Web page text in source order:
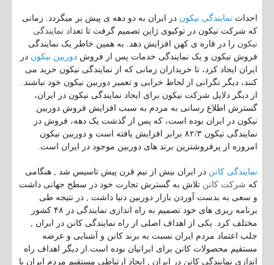
احداث نمایندگی نیکون در ایران به دو دهه ی پیش بر میگردد. زمانی
که شرکت نیکون در توکیوی ژاپن تصمیم گرفت تا تعد اد نمایندگی
نیکون را در قاره ی کهن افزایش دهد. به همین خاطر یک نمایندگی
فروش نیکون و یک نمایندگی خدمات پس از فروش دوربین نیکون در
ایران ایجاد کرد، تا خریداران زمانی که از نمایندگی نیکون خرید می
کنند، دیگر نگرانی از لحاظ خرابی و تعمیر دوربین نیکون خود نباشند.
از دیگر دلایل شرکت نیکون برای ایجاد نمایندگی نیکون در ایران،
گسترش اطلاع رسانی به مردم به سبب افزایش فروش دوربین
نیکون در ایران بوده است، که پس از گذشت یک دهه، فروش در
نمایندگی نیکون ۸۲/۳ برابر افزایش یافته است و دوربین نیکون
امروزه از پرفروشترین برند های دوربین موجود در ایران است.
نمایندگی کانن در ایران بیش از نیم قرن پیش تاسیس شد , هنگامی
که شرکت کانن تلاش به گسترش تجارت خود در سطح جهانی داشت
و سعی به بدست آوردن بازار دوربین دنیا داشت , در نتیجه طی
برنامه ریزی های خود تصمیم به راه اندازی نمایندگی در ۴۸ کشور
مختلف کرد. یکی از اهداف اصلی از راه نمایندگی کانن در ایران ,
جلب اعتماد مردم ایران نسبت به برند کانن و آشنایی و عرضه
مستقیم محصولات کانن برای ایرانیان بوده است.از دیگر اهداف راه
اندازی نمایندگی کانن در ایران , ایجاد ارتباطی مستقیم مردم ایران با